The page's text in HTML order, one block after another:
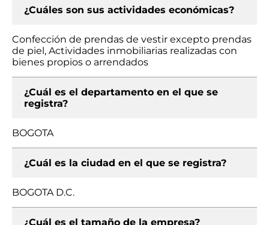
¿Cuáles son sus actividades económicas?
Confección de prendas de vestir excepto prendas
de piel, Actividades inmobiliarias realizadas con
bienes propios o arrendados
¿Cuál es el departamento en el que se
registra?
BOGOTA
¿Cuál es la ciudad en el que se registra?
BOGOTA D.C.
¿Cuál es el tamaño de la empresa?